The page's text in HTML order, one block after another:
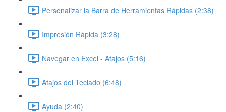
Personalizar la Barra de Herramientas Rápidas (2:38)
Impresión Rápida (3:28)
Navegar en Excel - Atajos (5:16)
Atajos del Teclado (6:48)
Ayuda (2:40)